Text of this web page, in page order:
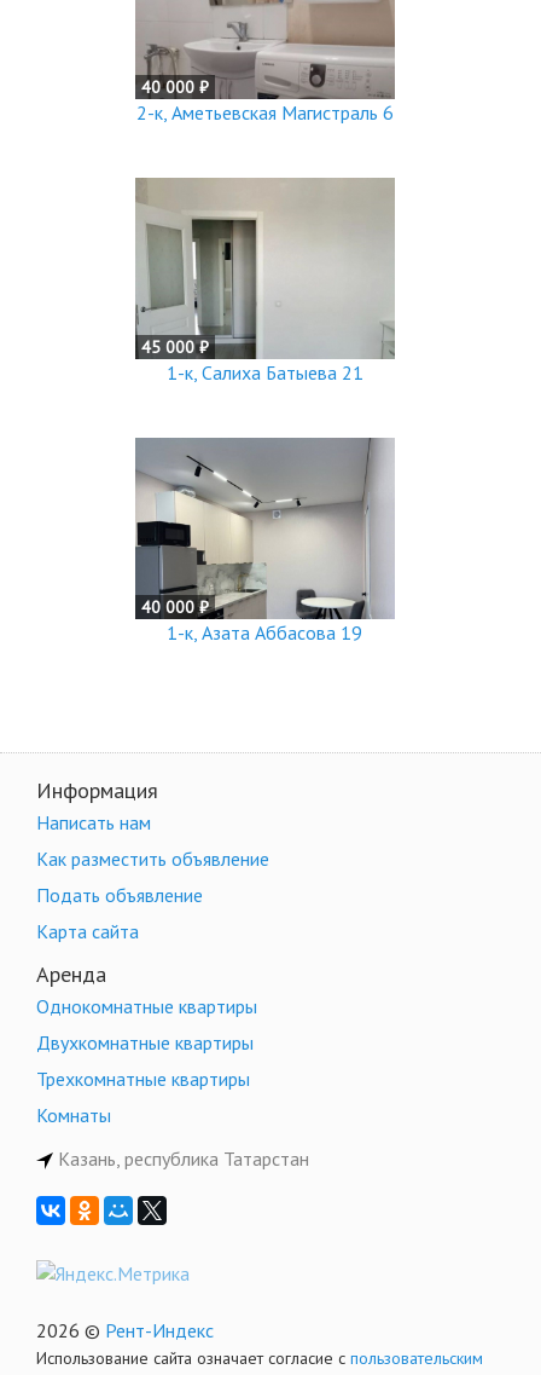
40 000 ₽
2-к, Аметьевская Магистраль 6
45 000 ₽
1-к, Салиха Батыева 21
40 000 ₽
1-к, Азата Аббасова 19
Информация
Написать нам
Как разместить объявление
Подать объявление
Карта сайта
Аренда
Однокомнатные квартиры
Двухкомнатные квартиры
Трехкомнатные квартиры
Комнаты
Казань, республика Татарстан
2026 © Рент-Индекс
Использование сайта означает согласие с пользовательским